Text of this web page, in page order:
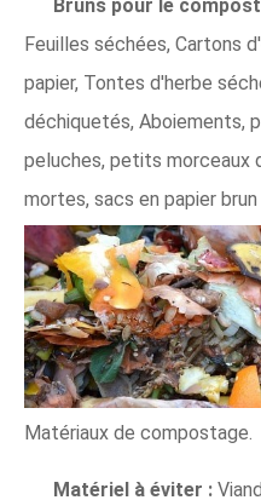
Bruns pour le
Feuilles séchées, Cartons
papier, Tontes d'herbe
déchiquetés, Aboiements,
peluches, petits morceaux
mortes, sacs en papier
Matériaux de compostage.
Matériel à éviter :